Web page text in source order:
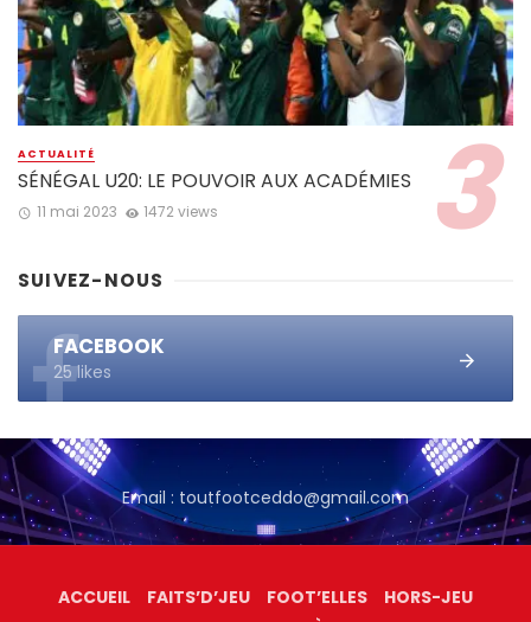
ACTUALITÉ
SÉNÉGAL U20: LE POUVOIR AUX ACADÉMIES
11 mai 2023 1472 views
SUIVEZ-NOUS
FACEBOOK
25 likes
Email : toutfootceddo@gmail.com
ACCUEIL FAITS’D’JEU FOOT’ELLES
HORS-JEU